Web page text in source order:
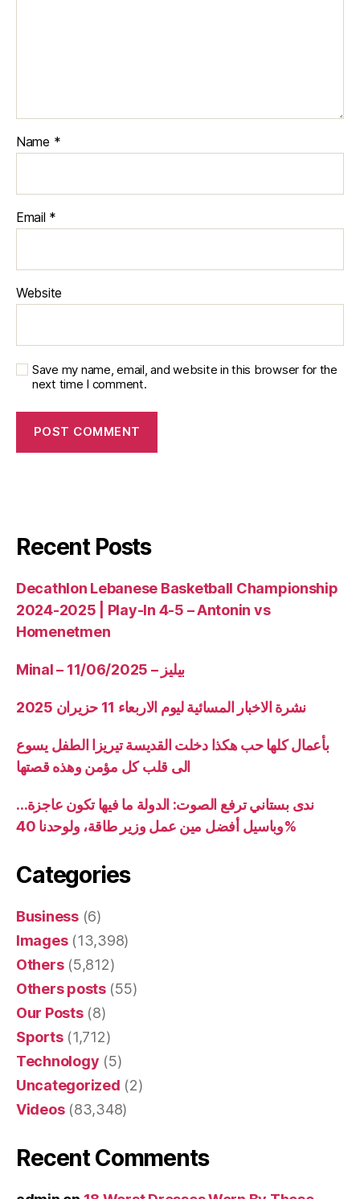
Name *
Email *
Website
Save my name, email, and website in this browser for the
next time I comment.
Recent Posts
Decathlon Lebanese Basketball Championship
2024-2025 | Play-In 4-5 – Antonin vs
Homenetmen
Minal – 11/06/2025 – بيليز
نشرة الاخبار المسائية ليوم الاربعاء 11 حزيران 2025
بأعمال كلها حب هكذا دخلت القديسة تيريزا الطفل يسوع
الى قلب كل مؤمن وهذه قصتها
ندى بستاني ترفع الصوت: الدولة ما فيها تكون عاجزة…
وباسيل أفضل مين عمل وزير طاقة، ولوحدنا 40%
Categories
Business(6)
Images(13,398)
Others(5,812)
Others posts(55)
Our Posts(8)
Sports(1,712)
Technology (5)
Uncategorized (2)
Videos(83,348)
Recent Comments